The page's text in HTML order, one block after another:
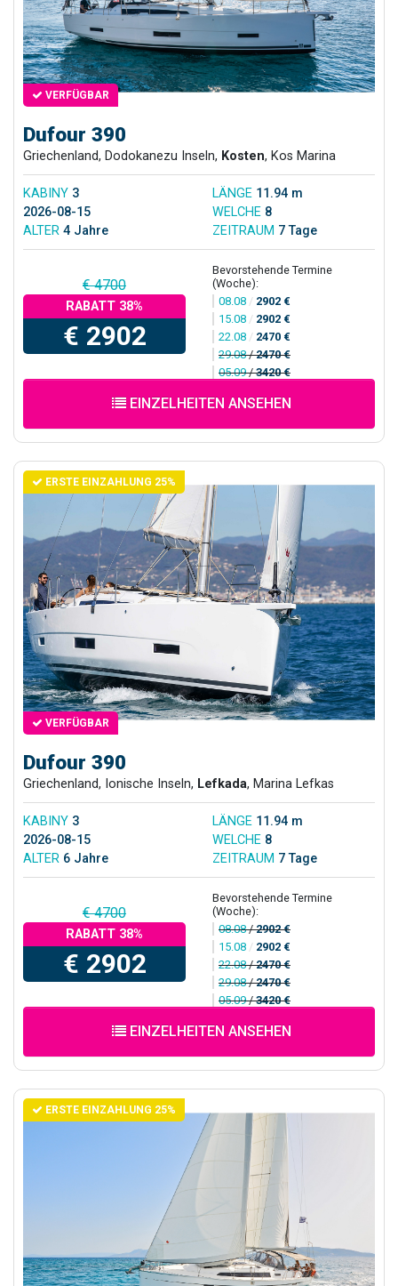
VERFÜGBAR
Dufour 390
Griechenland, Dodokanezu Inseln, Kosten, Kos Marina
KABINY 3 LÄNGE 11.94 m
2026-08-15
WELCHE 8
ALTER 4 Jahre ZEITRAUM 7 Tage
€ 4700
RABATT 38%
€ 2902
Bevorstehende Termine
(Woche):
08.08 / 2902 €
15.08 / 2902 €
22.08 / 2470 €
29.08/2470 €
05.09/3420 €
EINZELHEITEN ANSEHEN
ERSTE EINZAHLUNG 25%
VERFÜGBAR
Dufour 390
Griechenland, Ionische Inseln, Lefkada, Marina Lefkas
KABINY 3 LÄNGE 11.94 m
2026-08-15
WELCHE 8
ALTER 6 Jahre ZEITRAUM 7 Tage
€ 4700
RABATT 38%
€ 2902
Bevorstehende Termine
(Woche):
08.08/2902 €
15.08 / 2902 €
22.08/2470 €
29.08/2470 €
05.09/3420 €
EINZELHEITEN ANSEHEN
ERSTE EINZAHLUNG 25%